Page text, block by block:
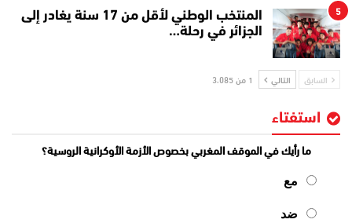
5
المنتخب الوطني لأقل من 17 سنة يغادر إلى
الجزائر في رحلة…
السابق التالي 1 من 3٬085
استفتاء
ما رأيك في الموقف المغربي بخصوص الأزمة الأوكرانية الروسية؟
مع
ضد